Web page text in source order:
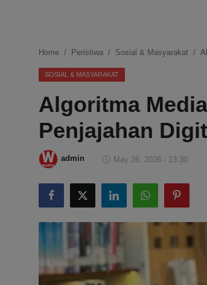
Ekonomi
Internasional
Teknologi
Hiburan
Kesehatan
Home Peristiwa Sosial & Masyarakat
SOSIAL & MASYARAKAT
Algoritma
Penjajahan
admin May 26, 2026 - 13:30